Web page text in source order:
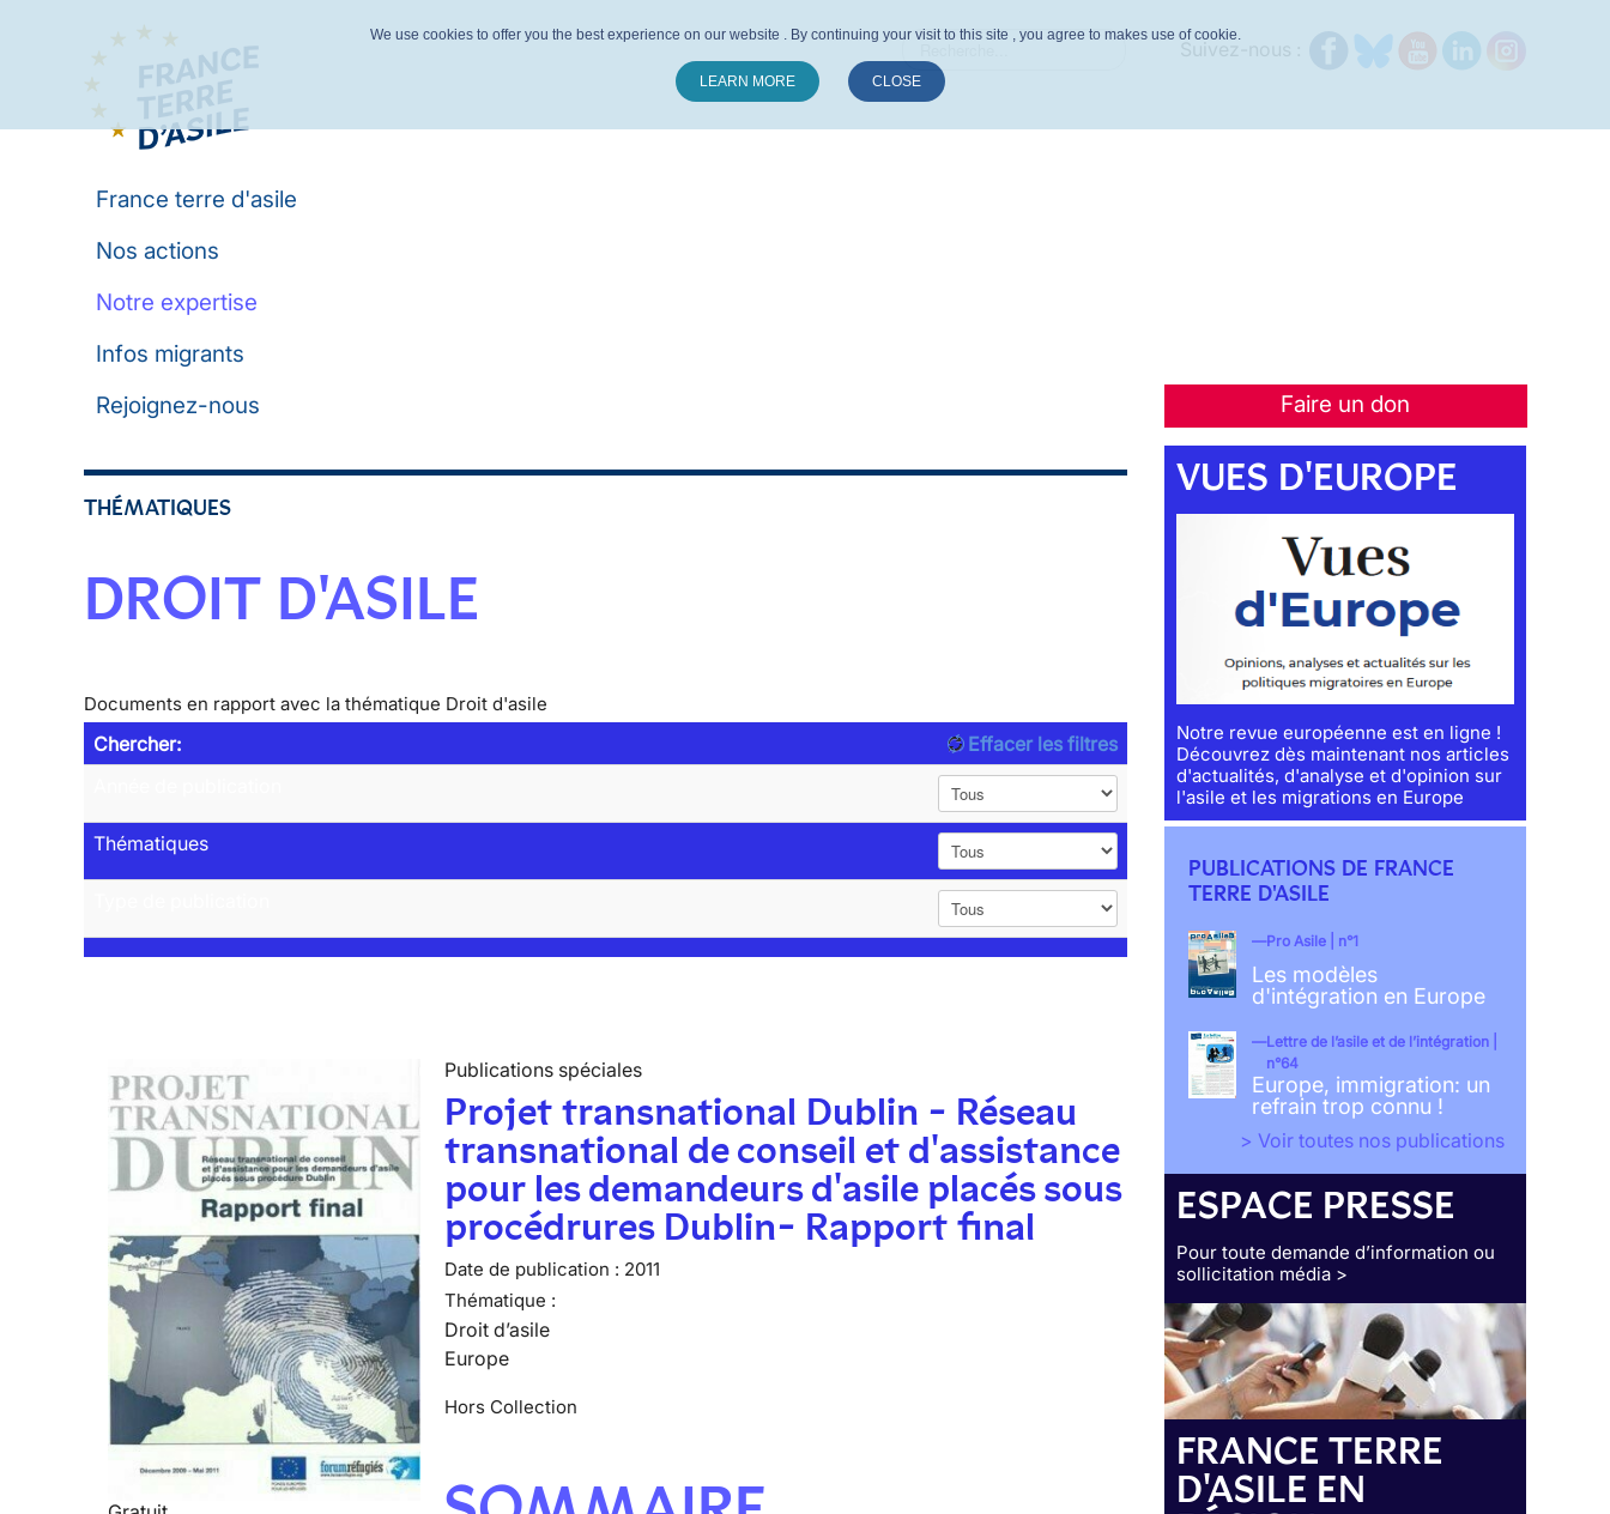
France terre d'asile
Nos actions
Notre expertise
Infos migrants
Faire un don
Rejoignez-nous
THÉMATIQUES
DROIT D'ASILE
Documents en rapport avec la thématique Droit d'asile
Chercher:
Effacer les filtres
Thématiques
Publications spéciales
Projet transnational Dublin - Réseau
transnational de conseil et d'assistance
pour les demandeurs d'asile placés sous
procédrures Dublin- Rapport final
Date de publication : 2011
Thématique :
Droit d’asile
Europe
Hors Collection
VUES D'EUROPE
Notre revue européenne est en ligne !
Découvrez dès maintenant nos articles
d'actualités, d'analyse et d'opinion sur
l'asile et les migrations en Europe
PUBLICATIONS DE FRANCE
TERRE D'ASILE
Pro Asile | n°1
Les modèles
d'intégration en Europe
Lettre de l’asile et de l’intégration |
n°64
Europe, immigration: un
refrain trop connu !
> Voir toutes nos publications
ESPACE PRESSE
Pour toute demande d’information ou
sollicitation média >
FRANCE TERRE
D'ASILE EN
We use cookies to offer you the best experience on our website . By continuing your visit to this site , you agree to makes use of cookie.
LEARN MORE CLOSE